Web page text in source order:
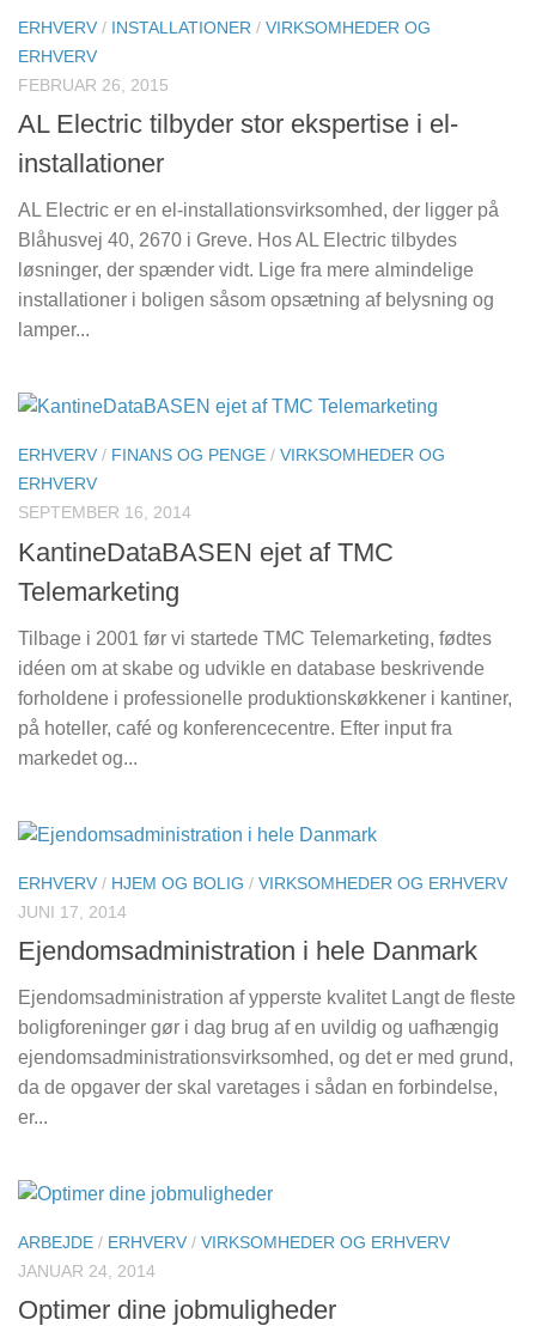
ERHVERV / INSTALLATIONER / VIRKSOMHEDER OG
ERHVERV
FEBRUAR 26, 2015
AL Electric tilbyder stor ekspertise i el-
installationer
AL Electric er en el-installationsvirksomhed, der ligger på
Blåhusvej 40, 2670 i Greve. Hos AL Electric tilbydes
løsninger, der spænder vidt. Lige fra mere almindelige
installationer i boligen såsom opsætning af belysning og
lamper...
ERHVERV / FINANS OG PENGE / VIRKSOMHEDER OG
ERHVERV
SEPTEMBER 16, 2014
KantineDataBASEN ejet af TMC
Telemarketing
Tilbage i 2001 før vi startede TMC Telemarketing, fødtes
idéen om at skabe og udvikle en database beskrivende
forholdene i professionelle produktionskøkkener i kantiner,
på hoteller, café og konferencecentre. Efter input fra
markedet og...
ERHVERV / HJEM OG BOLIG / VIRKSOMHEDER OG ERHVERV
JUNI 17, 2014
Ejendomsadministration i hele Danmark
Ejendomsadministration af ypperste kvalitet Langt de fleste
boligforeninger gør i dag brug af en uvildig og uafhængig
ejendomsadministrationsvirksomhed, og det er med grund,
da de opgaver der skal varetages i sådan en forbindelse,
er...
ARBEJDE / ERHVERV / VIRKSOMHEDER OG ERHVERV
JANUAR 24, 2014
Optimer dine jobmuligheder